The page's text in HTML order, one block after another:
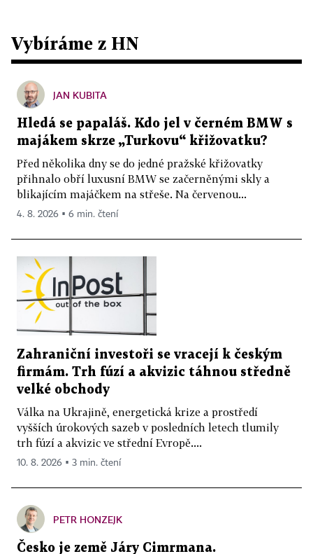
Vybíráme z HN
JAN KUBITA
Hledá se papaláš. Kdo jel v černém BMW s
majákem skrze „Turkovu“ křižovatku?
Před několika dny se do jedné pražské křižovatky
přihnalo obří luxusní BMW se začerněnými skly a
blikajícím majáčkem na střeše. Na červenou...
4. 8. 2026 ▪ 6 min. čtení
Zahraniční investoři se vracejí k českým
firmám. Trh fúzí a akvizic táhnou středně
velké obchody
Válka na Ukrajině, energetická krize a prostředí
vyšších úrokových sazeb v posledních letech tlumily
trh fúzí a akvizic ve střední Evropě....
10. 8. 2026 ▪ 3 min. čtení
PETR HONZEJK
Česko je země Járy Cimrmana.